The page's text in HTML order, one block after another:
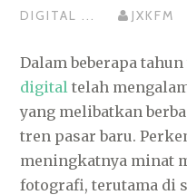
DIGITAL ... JXKFM
Dalam beberapa
digital telah
yang melibatkan
tren pasar baru.
meningkatnya minat
fotografi, terutama di